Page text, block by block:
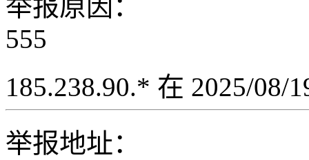
举报原因：
555
185.238.90.* 在 2025/08/
举报地址：